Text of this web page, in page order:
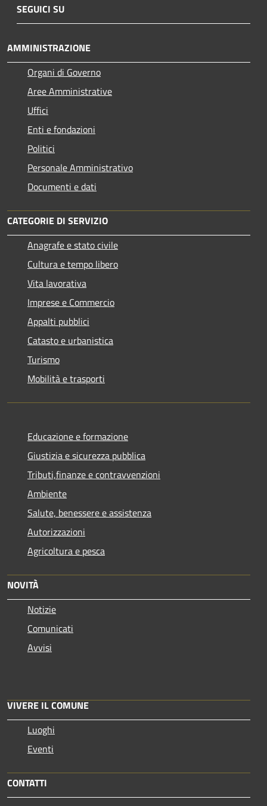
SEGUICI SU
AMMINISTRAZIONE
Organi di Governo
Aree Amministrative
Uffici
Enti e fondazioni
Politici
Personale Amministrativo
Documenti e dati
CATEGORIE DI SERVIZIO
Anagrafe e stato civile
Cultura e tempo libero
Vita lavorativa
Imprese e Commercio
Appalti pubblici
Catasto e urbanistica
Turismo
Mobilità e trasporti
Educazione e formazione
Giustizia e sicurezza pubblica
Tributi,finanze e contravvenzioni
Ambiente
Salute, benessere e assistenza
Autorizzazioni
Agricoltura e pesca
NOVITÀ
Notizie
Comunicati
Avvisi
VIVERE IL COMUNE
Luoghi
Eventi
CONTATTI